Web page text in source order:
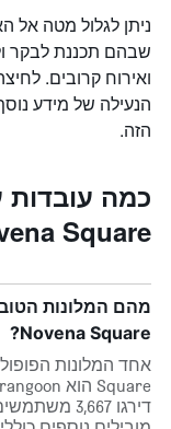
שבהם תכננת לבקר
ואירוח קרובים.
הנעילה של מידע
הזה.
Square
Novena Square?